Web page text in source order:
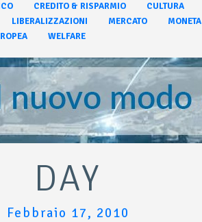
CREDITO & RISPARMIO CULTURA
LIBERALIZZAZIONI MERCATO MONETA
WELFARE
DAY
Febbraio 17, 2010